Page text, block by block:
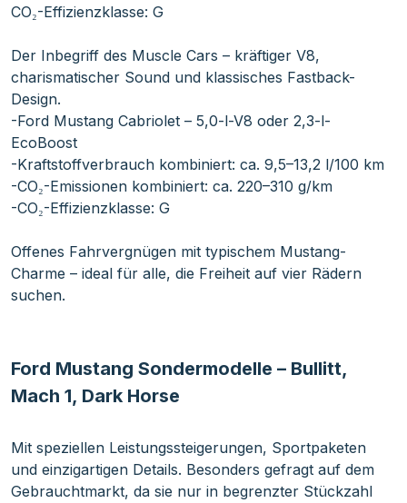
CO₂-Effizienzklasse: G
Der Inbegriff des Muscle Cars – kräftiger V8,
charismatischer Sound und klassisches Fastback-
Design.
-Ford Mustang Cabriolet – 5,0-l-V8 oder 2,3-l-
EcoBoost
-Kraftstoffverbrauch kombiniert: ca. 9,5–13,2 l/100 km
-CO₂-Emissionen kombiniert: ca. 220–310 g/km
-CO₂-Effizienzklasse: G
Offenes Fahrvergnügen mit typischem Mustang-
Charme – ideal für alle, die Freiheit auf vier Rädern
suchen.
Ford Mustang Sondermodelle – Bullitt,
Mach 1, Dark Horse
Mit speziellen Leistungssteigerungen, Sportpaketen
und einzigartigen Details. Besonders gefragt auf dem
Gebrauchtmarkt, da sie nur in begrenzter Stückzahl